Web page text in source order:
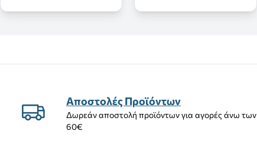
Αποστολές Προϊόντων
Δωρεάν αποστολή προϊόντων για αγορές άνω των
60€